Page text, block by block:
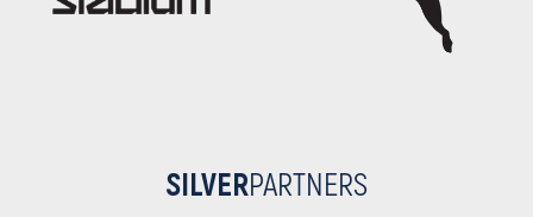
SILVERPARTNERS